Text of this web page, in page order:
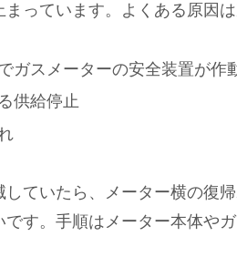
っています。よくある原因は
ガスメーターの安全装置が作
供給停止
ていたら、メーター横の復
す。手順はメーター本体や